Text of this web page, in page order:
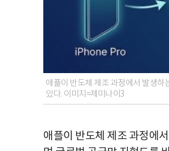
애플이 반도체 제조 과정에서 발생
있다. 이미지=제미나이3
애플이 반도체 제조 과정에